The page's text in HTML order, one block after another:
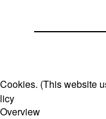
(This website